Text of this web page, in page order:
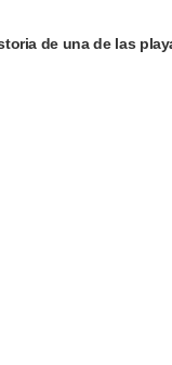
de una de las